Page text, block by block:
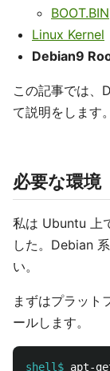
BOOT.BIN
Linux Kernel
Debian9
この記事では
て説明をします。
必要な環境
私は Ubuntu 上
した。Debian
い。
まずはプラット
ールします。
shell$ apt-